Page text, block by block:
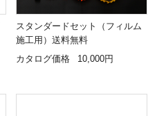
スタンダードセット（フィルム
施工用）送料無料
カタログ価格
10,000円